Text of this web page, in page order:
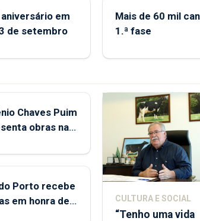
em
de setembro
Mais de 60 mil
1.ª fase
Chaves Puim
obras na
Porto recebe
em honra de
CULTURA E SOCIAL
“Tenho uma vida